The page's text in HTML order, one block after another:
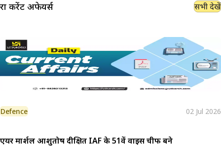
रक्षा करेंट अफेयर्स सभी देखें
Defence 02 Jul 2026
एयर मार्शल आशुतोष दीक्षित IAF के 51वें वाइस चीफ बने